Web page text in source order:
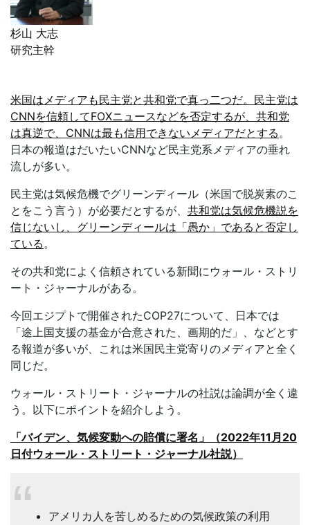
杉山 大志
研究主幹
米国はメディアも民主党と共和党で真っ二つだ。民主党は
CNNを信頼してFOXニュースなどを否定するが、共和党
は真逆で、CNNは最も信用できないメディアだとする。
日本の報道はだいたいCNNなど民主党系メディアの垂れ
流しが多い。
民主党は気候危機でグリーンディール（米国で脱炭素のこ
とをこう言う）が必要だとするが、 共和党は気候危機説を
信じないし、グリーンディールは「愚か」であると否定し
ている。
その共和党によく信頼されている新聞にウォール・ストリ
ート・ジャーナルがある。
今回エジプトで開催されたCOP27について、日本では
「途上国支援の基金が合意された、画期的だ」、などとす
る報道が多いが、これは米国民主党寄りのメディアと全く
同じだ。
ウォール・ストリート・ジャーナルの社説は論調が全く違
う。以下にポイントを紹介しよう。
「バイデン、気候変動への賠償に署名」（2022年11 月20
日付ウォール・ストリート・ジャーナル社説）
アメリカ人を苦しめるための気候政策の利用